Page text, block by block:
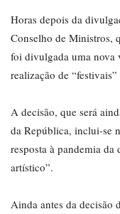
Horas depois da
Conselho de Ministros,
foi divulgada uma nova
realização de
A decisão, que será
da República, inclui-se
resposta à pandemia
artístico”.
Ainda antes da decisão